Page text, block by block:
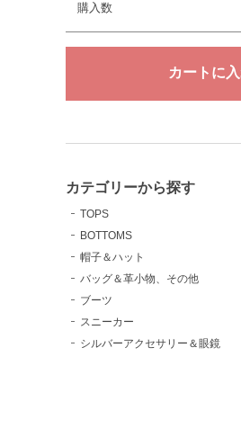
購入数
カテゴリーから探す
TOPS
BOTTOMS
帽子＆ハット
バッグ＆革小物、その他
ブーツ
スニーカー
シルバーアクセサリー＆眼鏡